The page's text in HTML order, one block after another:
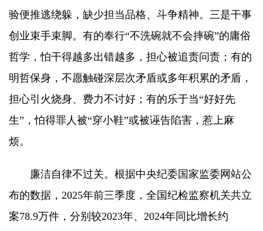
验便推逃绕躲，缺少担当品格、斗争精神。三是干事
创业束手束脚。有的奉行“不洗碗就不会摔碗”的庸俗
哲学，怕干得越多出错越多，担心被追责问责；有的
明哲保身，不愿触碰深层次矛盾或多年积累的矛盾，
担心引火烧身、费力不讨好；有的乐于当“好好先
生”，怕得罪人被“穿小鞋”或被诬告陷害，惹上麻
烦。
廉洁自律不过关。根据中央纪委国家监委网站公
布的数据，2025年前三季度，全国纪检监察机关共立
案78.9万件，分别较2023年、2024年同比增长约